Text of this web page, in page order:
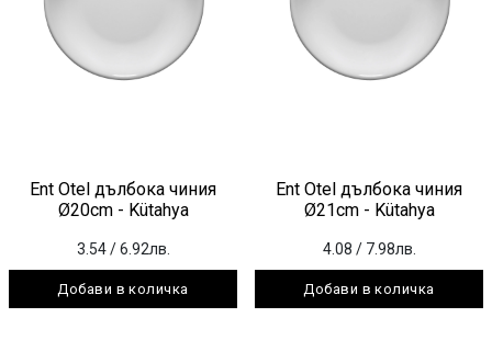
Ent Otel дълбока чиния
Ø20cm - Kütahya
3.54 / 6.92лв.
Добави в количка
Ent Otel дълбока чиния
Ø21cm - Kütahya
4.08 / 7.98лв.
Добави в количка